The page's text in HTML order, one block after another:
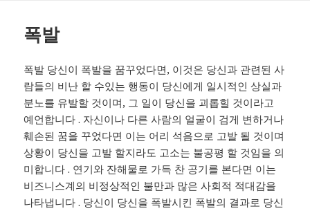
폭발
폭발 당신이 폭발을 꿈꾸었다면, 이것은 당신과 관련된 사
람들의 비난 할 수있는 행동이 당신에게 일시적인 상실과
분노를 유발할 것이며, 그 일이 당신을 괴롭힐 것이라고
예언합니다 . 자신이나 다른 사람의 얼굴이 검게 변하거나
훼손된 꿈을 꾸었다면 이는 어리 석음으로 고발 될 것이며
상황이 당신을 고발 할지라도 고소는 불공평 할 것임을 의
미합니다 . 연기와 잔해물로 가득 찬 공기를 본다면 이는
비즈니스계의 비정상적인 불만과 많은 사회적 적대감을
나타냅니다 . 당신이 당신을 폭발시킨 폭발의 결과로 당신